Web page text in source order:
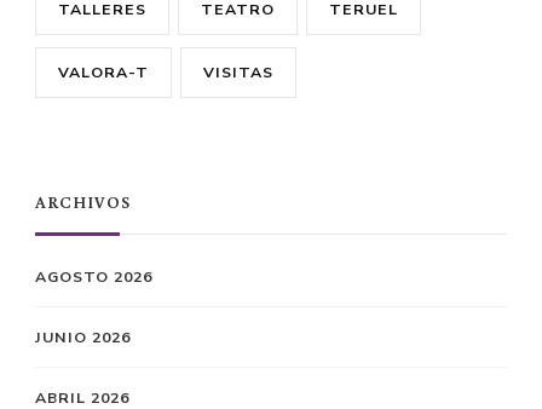
TALLERES TEATRO TERUEL
VALORA-T VISITAS
ARCHIVOS
AGOSTO 2026
JUNIO 2026
ABRIL 2026